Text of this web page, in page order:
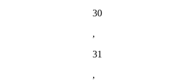
30
,
31
,